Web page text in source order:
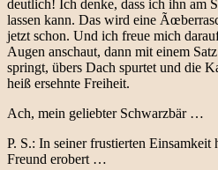
deutlich! Ich denke, dass ich ihn am
lassen kann. Das wird eine
jetzt schon. Und ich freue mich
Augen anschaut, dann mit einem
springt, übers Dach spurtet und die
heiß ersehnte Freiheit.
Ach, mein geliebter Schwarzbär …
P. S.: In seiner frustierten Einsamkeit
Freund erobert …